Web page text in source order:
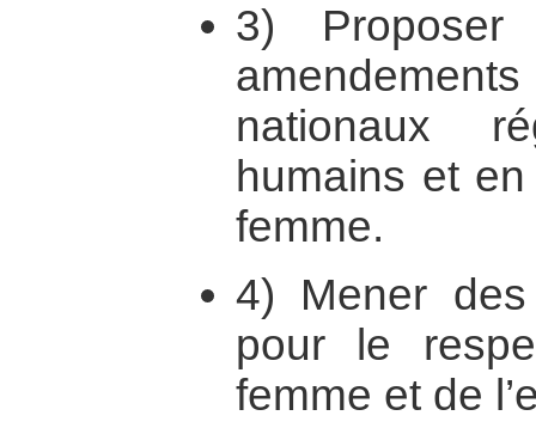
3)
nationaux
humains et
femme.
4) Mener
pour le
femme et de